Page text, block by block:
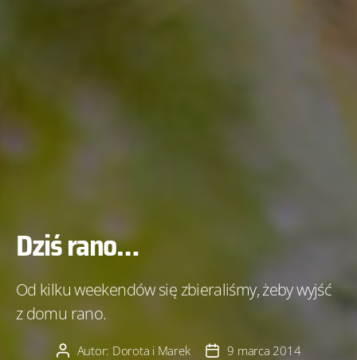
Dziś rano…
Od kilku weekendów się zbieraliśmy, żeby wyjść
z domu rano.
AutorAutor: Dorota i Marek
Data9 marca 2014